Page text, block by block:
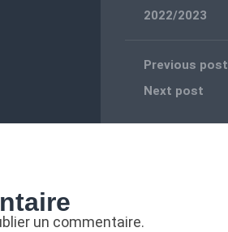
2022/2023
Previous post
Next post
un commentaire.